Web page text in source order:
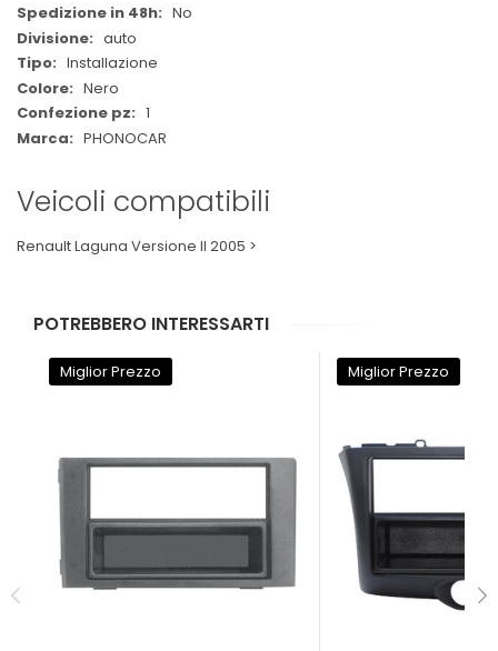
No
auto
Installazione
Nero
1
PHONOCAR
Veicoli compatibili
Renault Laguna Versione II 2005 >
POTREBBERO INTERESSARTI
Miglior Prezzo Miglior Prezzo